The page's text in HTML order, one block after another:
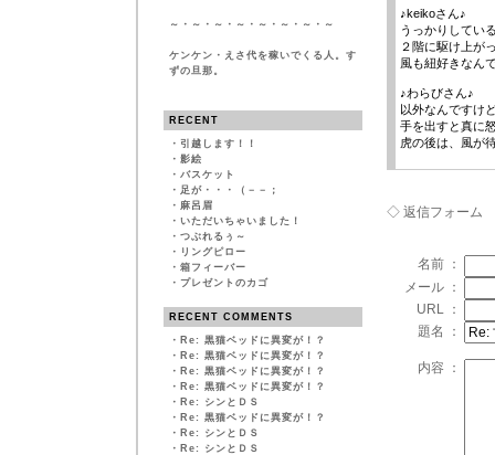
～・～・～・～・～・～・～・～
ケンケン・えさ代を稼いでくる人。す
ずの旦那。
RECENT
・ 引越します！！
・ 影絵
・ バスケット
・ 足が・・・（－－；
・ 麻呂眉
・ いただいちゃいました！
・ つぶれるぅ～
・ リングピロー
・ 箱フィーバー
・ プレゼントのカゴ
RECENT COMMENTS
・ Re: 黒猫ベッドに異変が！？
・ Re: 黒猫ベッドに異変が！？
・ Re: 黒猫ベッドに異変が！？
・ Re: 黒猫ベッドに異変が！？
・ Re: シンとＤＳ
・ Re: 黒猫ベッドに異変が！？
・ Re: シンとＤＳ
・ Re: シンとＤＳ
♪keikoさん♪
うっかりしてい
２階に駆け上が
風も紐好きなん
♪わらびさん♪
以外なんですけ
手を出すと真に
虎の後は、風が
◇ 返信フォーム
名前 ：
メール ：
URL ：
題名 ：
内容 ：